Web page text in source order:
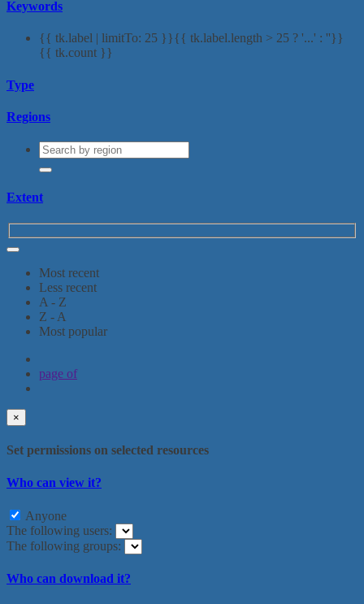
Keywords
{{ tk.label | limitTo: 25 }}{{ tk.label.length > 25 ? '...' : ''}}
{{ tk.count }}
Type
Regions
Extent
Most recent
Less recent
A - Z
Z - A
Most popular
page of
×
Set permissions on selected resources
Who can view it?
Anyone
The following users:
The following groups:
Who can download it?